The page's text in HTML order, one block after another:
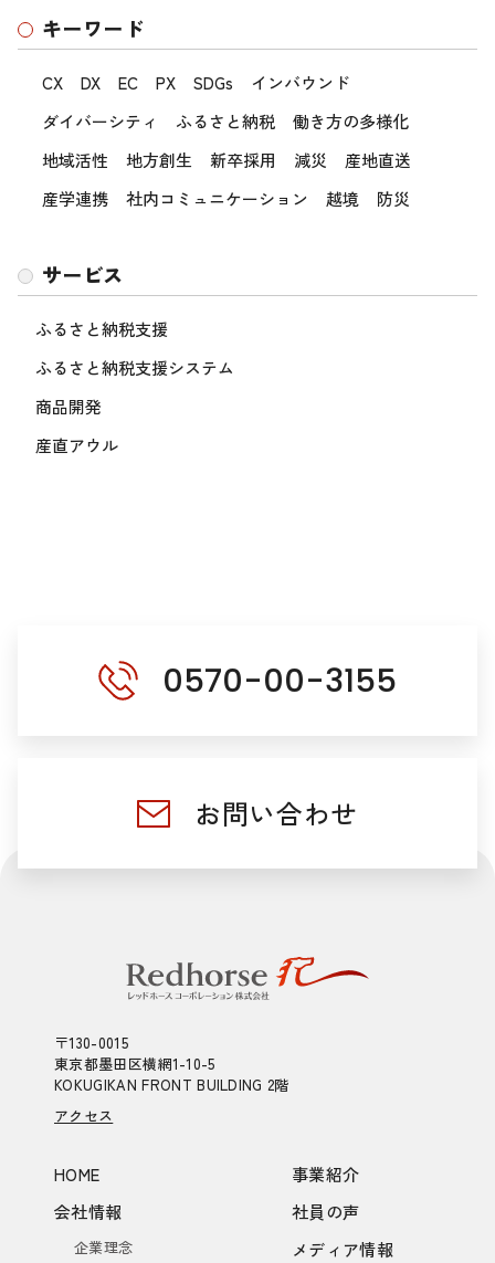
キーワード
CX DX EC PX SDGs
インバウンド
ダイバーシティ
ふるさと納税
働き方の多様化
地域活性
地方創生 新卒採用 減災
産地直送
産学連携
社内コミュニケーション 越境 防災
サービス
ふるさと納税支援
ふるさと納税支援システム
商品開発
産直アウル
0570-00-3155
お問い合わせ
〒130-0015
東京都墨田区横網1-10-5
KOKUGIKAN FRONT BUILDING 2階
アクセス
HOME
会社情報
企業理念
事業紹介
社員の声
メディア情報